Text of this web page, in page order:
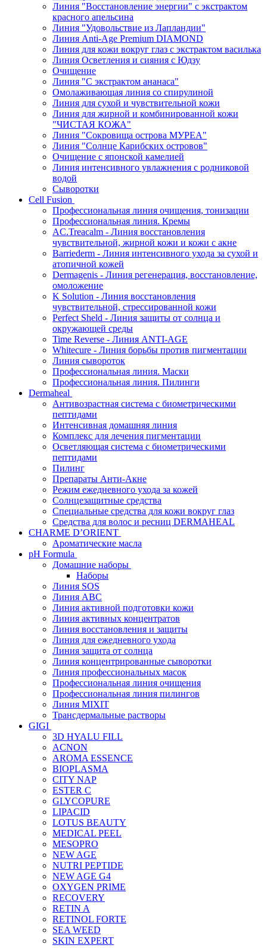
Линия "Восстановление энергии" с экстрактом
красного апельсина
Линия "Удовольствие из Лапландии"
Линия Anti-Age Premium DIAMOND
Линия для кожи вокруг глаз с экстрактом василька
Линия Осветления и сияния с Юдзу
Очищение
Линия "С экстрактом ананаса"
Омолаживающая линия со спирулиной
Линия для сухой и чувствительной кожи
Линия для жирной и комбинированной кожи
"ЧИСТАЯ КОЖА"
Линия "Сокровища острова МУРЕА"
Линия "Солнце Карибских островов"
Очищение с японской камелией
Линия интенсивного увлажнения с родниковой
водой
Сыворотки
Cell Fusion
Профессиональная линия очищения, тонизации
Профессиональная линия. Кремы
AC.Treacalm - Линия восстановления
чувствительной, жирной кожи и кожи с акне
Barriederm - Линия интенсивного ухода за сухой и
атопичной кожей
Dermagenis - Линия регенерация, восстановление,
омоложение
K Solution - Линия восстановления
чувствительной, стрессированной кожи
Perfect Sheld - Линия защиты от солнца и
окружающей среды
Time Reverse - Линия ANTI-AGE
Whitecure - Линия борьбы против пигментации
Линия сывороток
Профессиональная линия. Маски
Профессиональная линия. Пилинги
Dermaheal
Антивозрастная система с биометрическими
пептидами
Интенсивная домашняя линия
Комплекс для лечения пигментации
Осветляющая система с биометрическими
пептидами
Пилинг
Препараты Анти-Акне
Режим ежедневного ухода за кожей
Солнцезащитные средства
Специальные средства для кожи вокруг глаз
Средства для волос и ресниц DERMAHEAL
CHARME D’ORIENT
Ароматические масла
pH Formula
Домашние наборы
Наборы
Линия SOS
Линия АВС
Линия активной подготовки кожи
Линия активных концентратов
Линия восстановления и защиты
Линия для ежедневного ухода
Линия защита от солнца
Линия концентрированные сыворотки
Линия профессиональных масок
Профессиональная линия очищения
Профессиональная линия пилингов
Линия MIXIT
Трансдермальные растворы
GIGI
3D HYALU FILL
ACNON
AROMA ESSENCE
BIOPLASMA
CITY NAP
ESTER C
GLYCOPURE
LIPACID
LOTUS BEAUTY
MEDICAL PEEL
MESOPRO
NEW AGE
NUTRI PEPTIDE
NEW AGE G4
OXYGEN PRIME
RECOVERY
RETIN A
RETINOL FORTE
SEA WEED
SKIN EXPERT